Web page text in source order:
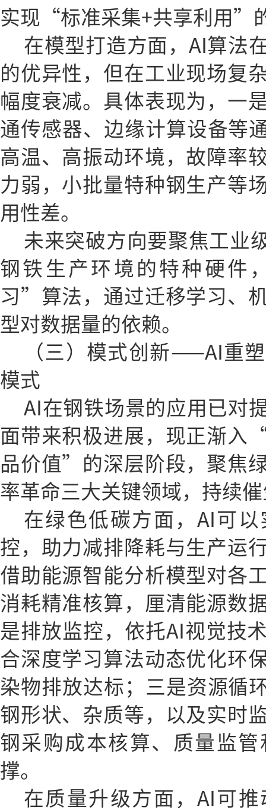
实现“标准采集+共享利用”
在模型打造方面，AI算法
的优异性，但在工业现场复
幅度衰减。具体表现为，一
通传感器、边缘计算设备等
高温、高振动环境，故障率
力弱，小批量特种钢生产等
用性差。
未来突破方向要聚焦工业
钢铁生产环境的特种硬件
习”算法，通过迁移学习、
型对数据量的依赖。
（三）模式创新——AI重
模式
AI在钢铁场景的应用已对
面带来积极进展，现正渐入
品价值”的深层阶段，聚焦
率革命三大关键领域，持续
在绿色低碳方面，AI可
控，助力减排降耗与生产运
借助能源智能分析模型对各
消耗精准核算，厘清能源数
是排放监控，依托AI视觉技
合深度学习算法动态优化环
染物排放达标；三是资源循
钢形状、杂质等，以及实时
钢采购成本核算、质量监
撑。
在质量升级方面，AI可